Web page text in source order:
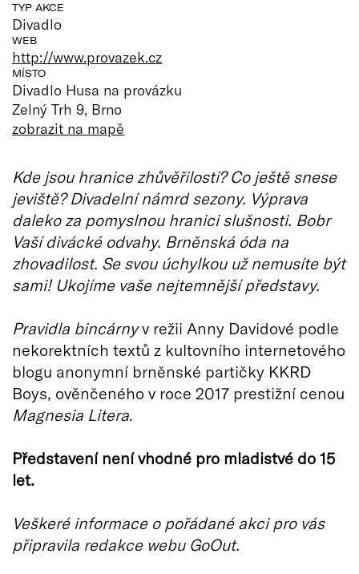
TYP AKCE
Divadlo
WEB
http://www.provazek.cz
MÍSTO
Divadlo Husa na provázku
Zelný Trh 9, Brno
zobrazit na mapě
Kde jsou hranice zhůvěřilosti? Co ještě snese
jeviště? Divadelní námrd sezony. Výprava
daleko za pomyslnou hranici slušnosti. Bobr
Vaší divácké odvahy. Brněnská óda na
zhovadilost. Se svou úchylkou už nemusíte být
sami! Ukojíme vaše nejtemnější představy.
Pravidla bincárnyv režii Anny Davidové podle
nekorektních textů z kultovního internetového
blogu anonymní brněnské partičky KKRD
Boys, ověnčeného v roce 2017 prestižní cenou
Magnesia Litera.
Představení není vhodné pro mladistvé do 15
let.
Veškeré informace o pořádané akci pro vás
připravila redakce webu GoOut.